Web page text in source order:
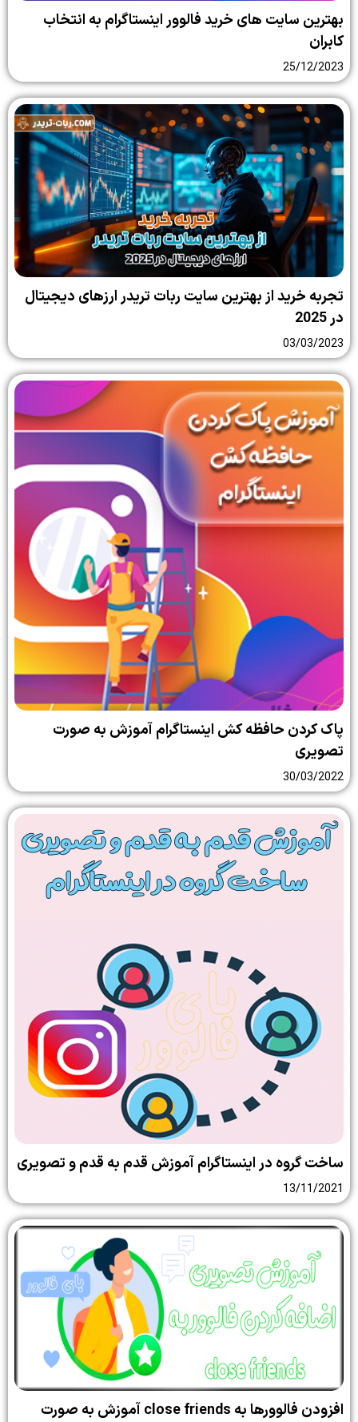
های خرید فالوور اینستاگرام به انتخاب
از بهترین سایت ربات تریدر ارزهای دیجیتال
حافظه کش اینستاگرام آموزش به صورت
در اینستاگرام آموزش قدم به قدم و تصویری
افزودن فالوورها به close friends آموزش به صورت